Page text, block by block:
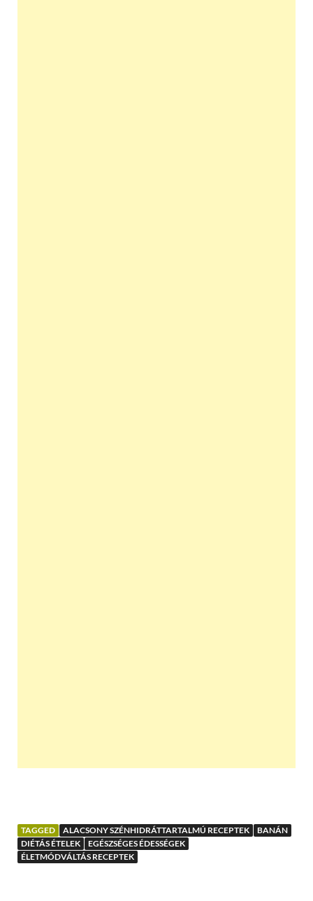
TAGGED ALACSONY SZÉNHIDRÁTTARTALMÚ RECEPTEK
BANÁN
DIÉTÁS ÉTELEK
EGÉSZSÉGES ÉDESSÉGEK
ÉLETMÓDVÁLTÁS RECEPTEK